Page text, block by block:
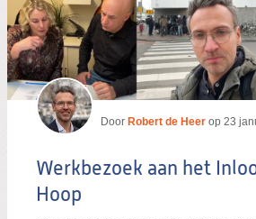
Door Robert de Heer op 23
Werkbezoek aan het
Hoop